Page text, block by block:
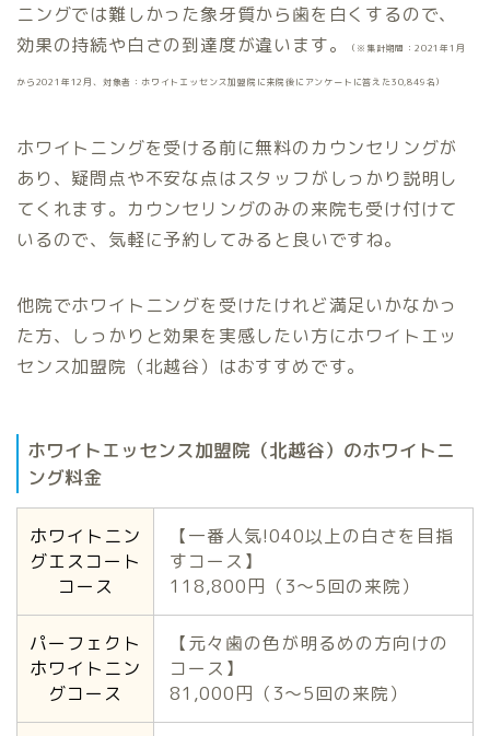
ニングでは難しかった象牙質から歯を白くするので、
効果の持続や白さの到達度が違います。
（※集計期間：2021年1月
から2021年12月、対象者：ホワイトエッセンス加盟院に来院後にアンケートに答えた30,849名）
ホワイトニングを受ける前に無料のカウンセリングが
あり、疑問点や不安な点はスタッフがしっかり説明し
てくれます。カウンセリングのみの来院も受け付けて
いるので、気軽に予約してみると良いですね。
他院でホワイトニングを受けたけれど満足いかなかっ
た方、しっかりと効果を実感したい方にホワイトエッ
センス加盟院（北越谷）はおすすめです。
ホワイトエッセンス加盟院（北越谷）のホワイトニ
ング料金
ホワイトニン
グエスコート
コース
【一番人気!040以上の白さを目指
すコース】
118,800円（3〜5回の来院）
パーフェクト
ホワイトニン
グコース
【元々歯の色が明るめの方向けの
コース】
81,000円（3〜5回の来院）